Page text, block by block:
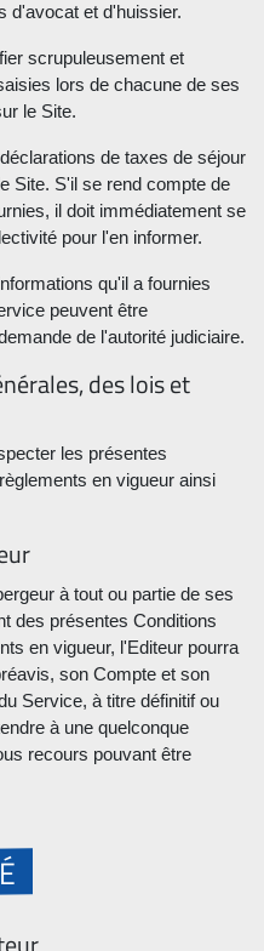
d'avocat et d'huissier.
scrupuleusement et
lors de chacune de ses
le Site.
de taxes de séjour
Site. S'il se rend compte de
il doit immédiatement se
pour l'en informer.
qu'il a fournies
peuvent être
de l'autorité judiciaire.
des lois et
les présentes
en vigueur ainsi
à tout ou partie de ses
des présentes Conditions
en vigueur, l'Editeur pourra
son Compte et son
Service, à titre définitif ou
à une quelconque
recours pouvant être